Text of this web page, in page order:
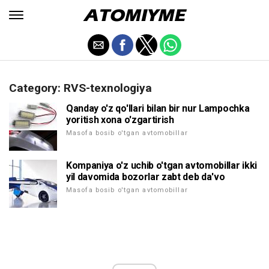
Category: RVS-texnologiya
Qanday o'z qo'llari bilan bir nur Lampochka
yoritish xona o'zgartirish
Masofa bosib o'tgan avtomobillar
Kompaniya o'z uchib o'tgan avtomobillar ikki
yil davomida bozorlar zabt deb da'vo
Masofa bosib o'tgan avtomobillar